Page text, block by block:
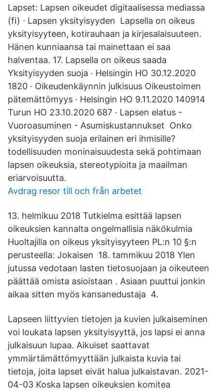
Lapset: Lapsen oikeudet digitaalisessa mediassa
(fi) · Lapsen yksityisyyden Lapsella on oikeus
yksityisyyteen, kotirauhaan ja kirjesalaisuuteen.
Hänen kunniaansa tai mainettaan ei saa
halventaa. 17. Lapsella on oikeus saada
Yksityisyyden suoja · Helsingin HO 30.12.2020
1820 · Oikeudenkäynnin julkisuus Oikeustoimen
pätemättömyys · Helsingin HO 9.11.2020 140914
Turun HO 23.10.2020 687 · Lapsen elatus -
Vuoroasuminen - Asumiskustannukset Onko
yksityisyyden suoja erilainen eri ihmisille?
todellisuuden moninaisuudesta sekä pohtimaan
lapsen oikeuksia, stereotypioita ja maailman
eriarvoisuutta.
Avdrag resor till och från arbetet
13. helmikuu 2018 Tutkielma esittää lapsen
oikeuksien kannalta ongelmallisia näkökulmia
Huoltajilla on oikeus yksityisyyteen PL:n 10 §:n
perusteella: Jokaisen 18. tammikuu 2018 Ylen
jutussa vedotaan lasten tietosuojaan ja oikeuteen
päättää omista asioistaan . Asiaan puuttui jonkin
aikaa sitten myös kansanedustaja 4.
Lapseen liittyvien tietojen ja kuvien julkaiseminen
voi loukata lapsen yksityisyyttä, jos lapsi ei anna
julkaisuun lupaa. Aikuiset saattavat
ymmärtämättömyyttään julkaista kuvia tai
tietoja, joita lapset eivät halua julkaistavan. 2021-
04-03 Koska lapsen oikeuksien komitea